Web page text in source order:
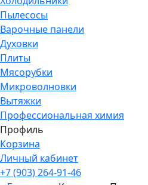
Пылесосы
Варочные панели
Духовки
Плиты
Мясорубки
Микроволновки
Вытяжки
Профессиональная химия
Профиль
Корзина
Личный кабинет
+7 (903) 264-91-46